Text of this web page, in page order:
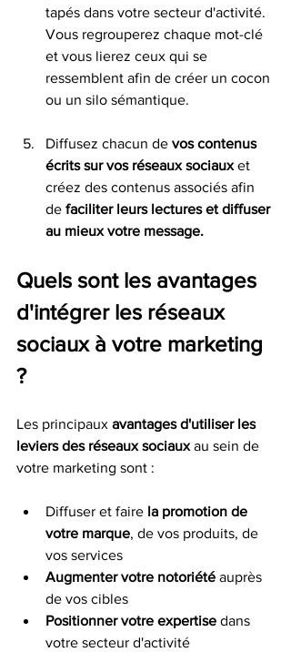
tapés dans votre secteur d'activité.
Vous regrouperez chaque mot-clé
et vous lierez ceux qui se
ressemblent afin de créer un cocon
ou un silo sémantique.
Diffusez chacun de vos contenus
écrits sur vos réseaux sociaux et
créez des contenus associés afin
de faciliter leurs lectures et diffuser
au mieux votre message.
Quels sont les avantages
d'intégrer les réseaux
sociaux à votre marketing
?
Les principaux avantages d'utiliser les
leviers des réseaux sociaux au sein de
votre marketing sont :
Diffuser et faire la promotion de
votre marque, de vos produits, de
vos services
Augmenter votre notoriété auprès
de vos cibles
Positionner votre expertise dans
votre secteur d'activité